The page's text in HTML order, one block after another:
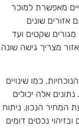
מאפשרת למוכר
אזורים שונים
שקטים ועד
מצריך גישה שונה
כמו שינויים
אלה יכולים
הנכון. ניתוח
נכסים דומים